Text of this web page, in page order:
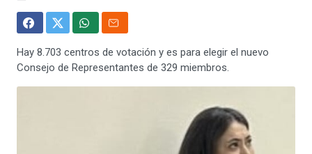
Hay 8.703 centros de votación y es para elegir el nuevo
Consejo de Representantes de 329 miembros.